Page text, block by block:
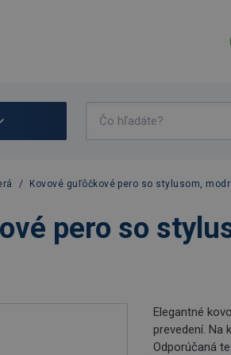
/ Kovové guľôčkové pero so stylusom,
pero so
Elegantné
prevedení. Na
Odporúčaná